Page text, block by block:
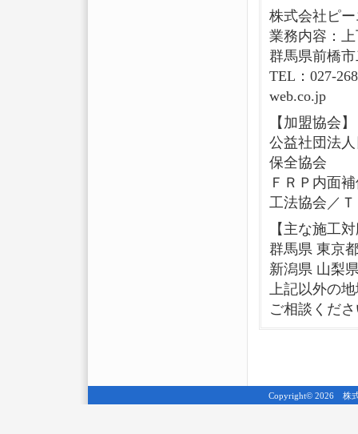
株式会社ピ
業務内容：
群馬県前橋
TEL：027-
web.co.jp
【加盟協会】
公益社団法
保全協会
ＦＲＰ内面
工法協会／
【主な施工
群馬県 東京
新潟県 山梨
上記以外の
ご相談くだ
Copyright© 2026 株